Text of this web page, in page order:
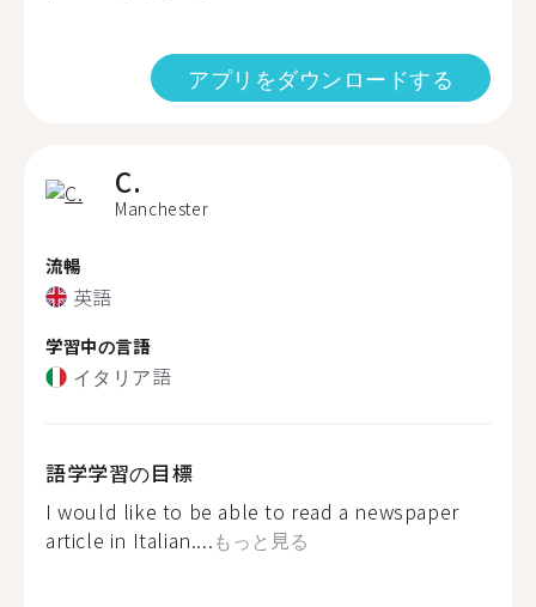
アプリをダウンロードする
C.
Manchester
流暢
英語
学習中の言語
イタリア語
語学学習の目標
I would like to be able to read a newspaper
article in Italian....もっと見る